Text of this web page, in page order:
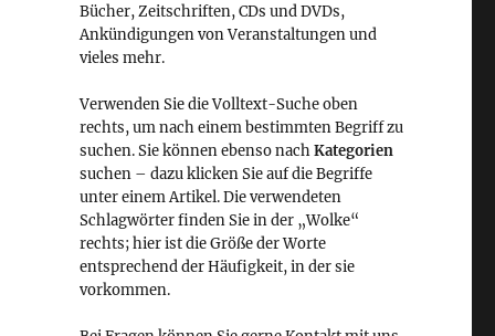
Bücher, Zeitschriften, CDs und DVDs,
Ankündigungen von Veranstaltungen und
vieles mehr.
Verwenden Sie die Volltext-Suche oben
rechts, um nach einem bestimmten Begriff zu
suchen. Sie können ebenso nachKategorien
suchen – dazu klicken Sie auf die Begriffe
unter einem Artikel. Die verwendeten
Schlagwörter finden Sie in der „Wolke“
rechts; hier ist die Größe der Worte
entsprechend der Häufigkeit, in der sie
vorkommen.